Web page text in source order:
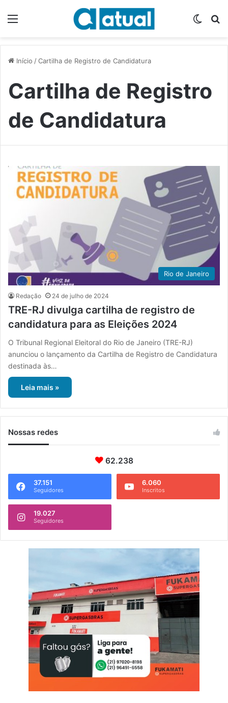
Início /Cartilha de Registro de Candidatura
Cartilha de Registro
de Candidatura
Rio de Janeiro
Redação 24 de julho de 2024
TRE-RJ divulga cartilha de registro de
candidatura para as Eleições 2024
O Tribunal Regional Eleitoral do Rio de Janeiro (TRE-RJ)
anunciou o lançamento da Cartilha de Registro de Candidatura
destinada às…
Leia mais »
Nossas redes
62.238
37.151
Seguidores
6.060
Inscritos
19.027
Seguidores